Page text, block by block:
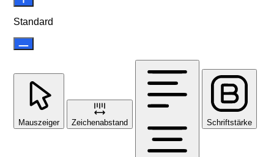
Standard
Mauszeiger Zeichenabstand Schriftstärke